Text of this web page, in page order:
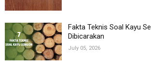
Fakta Teknis Soal Kayu
Dibicarakan
July 05, 2026